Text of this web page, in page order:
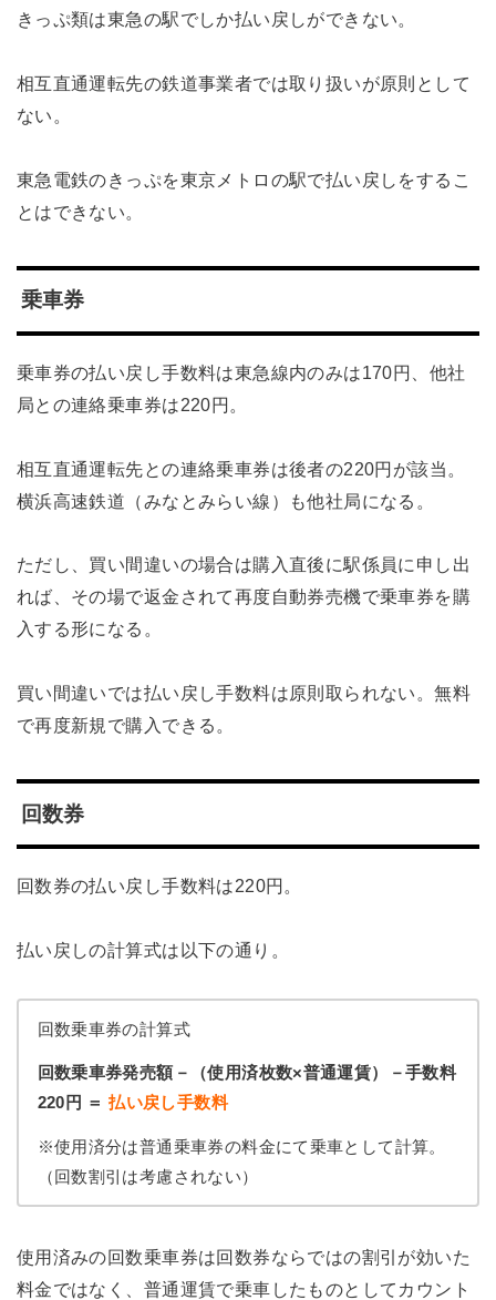
きっぷ類は東急の駅でしか払い戻しができない。
相互直通運転先の鉄道事業者では取り扱いが原則として
ない。
東急電鉄のきっぷを東京メトロの駅で払い戻しをするこ
とはできない。
乗車券
乗車券の払い戻し手数料は東急線内のみは170円、他社
局との連絡乗車券は220円。
相互直通運転先との連絡乗車券は後者の220円が該当。
横浜高速鉄道（みなとみらい線）も他社局になる。
ただし、買い間違いの場合は購入直後に駅係員に申し出
れば、その場で返金されて再度自動券売機で乗車券を購
入する形になる。
買い間違いでは払い戻し手数料は原則取られない。無料
で再度新規で購入できる。
回数券
回数券の払い戻し手数料は220円。
払い戻しの計算式は以下の通り。
回数乗車券の計算式
回数乗車券発売額－（使用済枚数×普通運賃）－手数料
220円 ＝払い戻し手数料
※使用済分は普通乗車券の料金にて乗車として計算。
（回数割引は考慮されない）
使用済みの回数乗車券は回数券ならではの割引が効いた
料金ではなく、普通運賃で乗車したものとしてカウント